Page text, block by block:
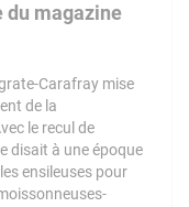
du magazine
Carafray mise
de la
le recul de
disait à une époque
ensileuses pour